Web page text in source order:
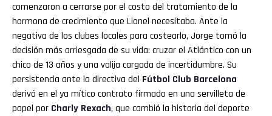
comenzaron a cerrarse por el costo del tratamiento de la
hormona de crecimiento que Lionel necesitaba. Ante la
negativa de los clubes locales para costearlo, Jorge tomó la
decisión más arriesgada de su vida: cruzar el Atlántico con un
chico de 13 años y una valija cargada de incertidumbre. Su
persistencia ante la directiva del Fútbol Club Barcelona
derivó en el ya mítico contrato firmado en una servilleta de
papel por Charly Rexach, que cambió la historia del deporte